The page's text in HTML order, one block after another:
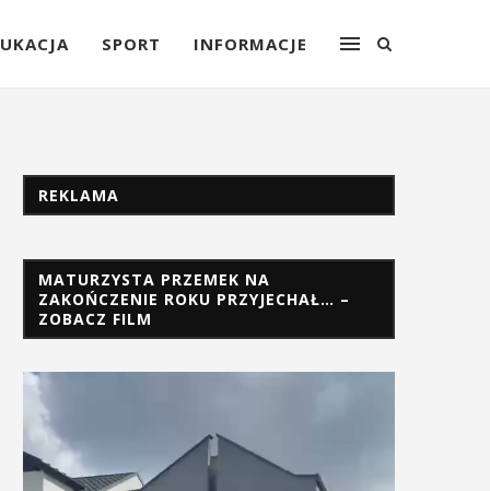
SPORT INFORMACJE
REKLAMA
MATURZYSTA PRZEMEK NA
ZAKOŃCZENIE ROKU PRZYJECHAŁ… –
ZOBACZ FILM
Odtwarzacz
video